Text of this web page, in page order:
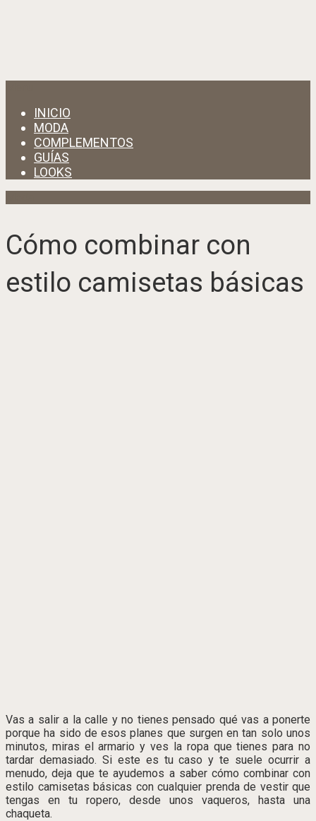
INICIO
MODA
COMPLEMENTOS
GUÍAS
LOOKS
Cómo combinar con
estilo camisetas básicas
Vas a salir a la calle y no tienes pensado qué vas a ponerte
porque ha sido de esos planes que surgen en tan solo unos
minutos, miras el armario y ves la ropa que tienes para no
tardar demasiado. Si este es tu caso y te suele ocurrir a
menudo, deja que te ayudemos a saber cómo combinar con
estilo camisetas básicas con cualquier prenda de vestir que
tengas en tu ropero, desde unos vaqueros, hasta una
chaqueta.